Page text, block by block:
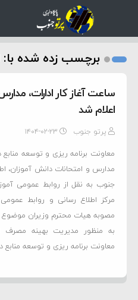
برچسب زده شده با:
ساعت آغاز کار ادارات،
اعلام شد
پرتو جنوب ۱۴۰۴-۰۲-۲۳
معاونت برنامه ریزی و توسعه
مدارس و امتحانات دانش آموزان،
جنوب به نقل از روابط عمومی
مرکز اطلاع رسانی و روابط
مصوبه هیات محترم وزیران
به منظور مدیریت بهینه مصرف
معاونت برنامه ریزی و توسعه